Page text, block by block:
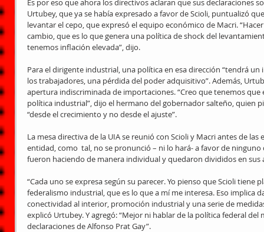
Es por eso que ahora los directivos aclaran que sus declaraciones
Urtubey, que ya se había expresado a favor de Scioli, puntualizó
levantar el cepo, que expresó el equipo económico de Macri.
cambio, que es lo que genera una política de shock del
tenemos inflación elevada”, dijo.
Para el dirigente industrial, una política en esa dirección “tendrá
los trabajadores, una pérdida del poder adquisitivo”. Además,
apertura indiscriminada de importaciones. “Creo que tenemos
política industrial”, dijo el hermano del gobernador salteño, quien
“desde el crecimiento y no desde el ajuste”.
La mesa directiva de la UIA se reunió con Scioli y Macri antes de las
entidad, como  tal, no se pronunció – ni lo hará- a favor de
fueron haciendo de manera individual y quedaron divididos en sus
“Cada uno se expresa según su parecer. Yo pienso que Scioli tiene
federalismo industrial, que es lo que a mí me interesa. Eso implica
conectividad al interior, promoción industrial y una serie de
explicó Urtubey. Y agregó: “Mejor ni hablar de la política federal del
declaraciones de Alfonso Prat Gay”.